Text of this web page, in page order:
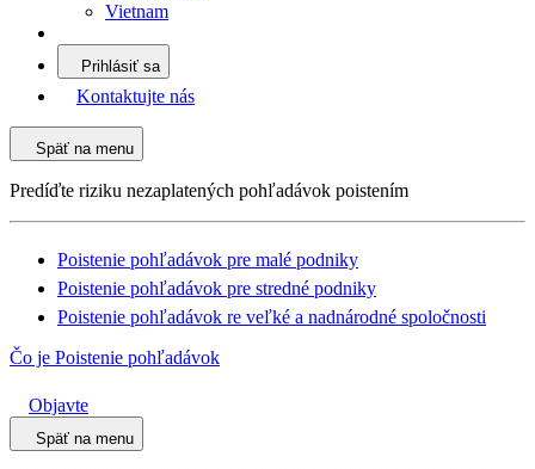
Vietnam
Prihlásiť sa
Kontaktujte nás
Späť na menu
Predíďte riziku nezaplatených pohľadávok poistením
Poistenie pohľadávok pre malé podniky
Poistenie pohľadávok pre stredné podniky
Poistenie pohľadávok re veľké a nadnárodné spoločnosti
Čo je Poistenie pohľadávok
Objavte
Späť na menu